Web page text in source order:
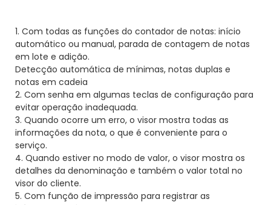
1. Com todas as funções do contador de notas: início
automático ou manual, parada de contagem de notas
em lote e adição.
Detecção automática de mínimas, notas duplas e
notas em cadeia
2. Com senha em algumas teclas de configuração para
evitar operação inadequada.
3. Quando ocorre um erro, o visor mostra todas as
informações da nota, o que é conveniente para o
serviço.
4. Quando estiver no modo de valor, o visor mostra os
detalhes da denominação e também o valor total no
visor do cliente.
5. Com função de impressão para registrar as